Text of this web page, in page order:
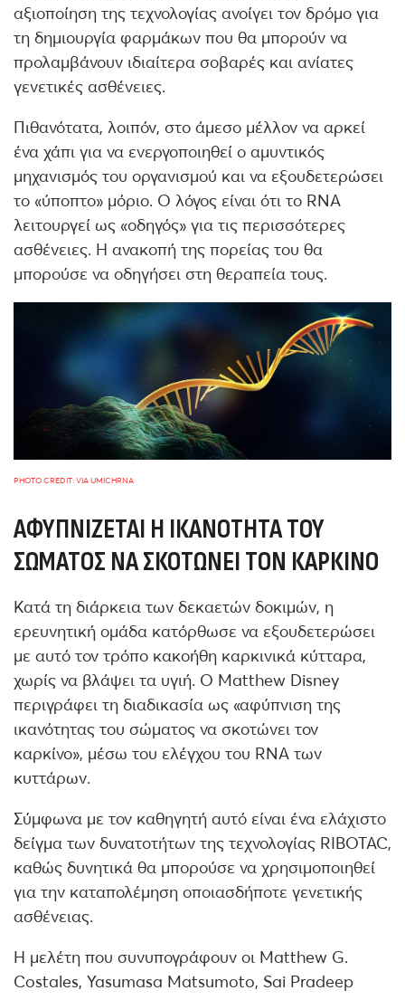
αξιοποίηση της τεχνολογίας ανοίγει τον δρόμο για
τη δημιουργία φαρμάκων που θα μπορούν να
προλαμβάνουν ιδιαίτερα σοβαρές και ανίατες
γενετικές ασθένειες.
Πιθανότατα, λοιπόν, στο άμεσο μέλλον να αρκεί
ένα χάπι για να ενεργοποιηθεί ο αμυντικός
μηχανισμός του οργανισμού και να εξουδετερώσει
το «ύποπτο» μόριο. Ο λόγος είναι ότι το RNA
λειτουργεί ως «οδηγός» για τις περισσότερες
ασθένειες. Η ανακοπή της πορείας του θα
μπορούσε να οδηγήσει στη θεραπεία τους.
PHOTO CREDIT: VIA UMICHRNA
ΑΦΥΠΝΊΖΕΤΑΙ Η ΙΚΑΝΌΤΗΤΑ ΤΟΥ
ΣΏΜΑΤΟΣ ΝΑ ΣΚΟΤΏΝΕΙ ΤΟΝ ΚΑΡΚΊΝΟ
Κατά τη διάρκεια των δεκαετών δοκιμών, η
ερευνητική ομάδα κατόρθωσε να εξουδετερώσει
με αυτό τον τρόπο κακοήθη καρκινικά κύτταρα,
χωρίς να βλάψει τα υγιή. Ο Matthew Disney
περιγράφει τη διαδικασία ως «αφύπνιση της
ικανότητας του σώματος να σκοτώνει τον
καρκίνο», μέσω του ελέγχου του RNA των
κυττάρων.
Σύμφωνα με τον καθηγητή αυτό είναι ένα ελάχιστο
δείγμα των δυνατοτήτων της τεχνολογίας RIBOTAC,
καθώς δυνητικά θα μπορούσε να χρησιμοποιηθεί
για την καταπολέμηση οποιασδήποτε γενετικής
ασθένειας.
Η μελέτη που συνυπογράφουν οι Matthew G.
Costales, Yasumasa Matsumoto, Sai Pradeep